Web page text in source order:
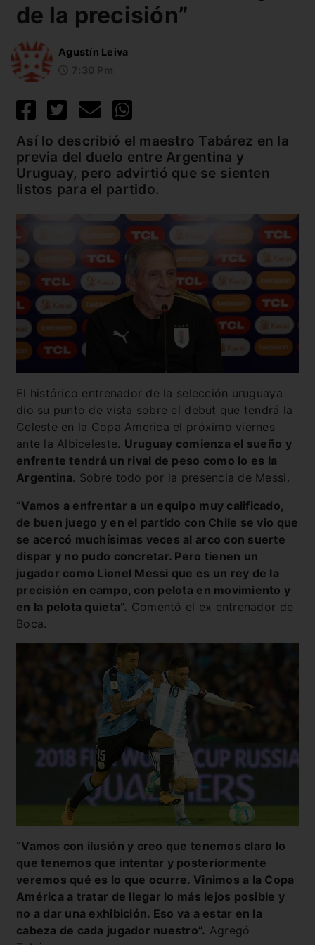
de la precisión”
Agustín Leiva
Así lo describió el maestro Tabárez en la
previa del duelo entre Argentina y
Uruguay, pero advirtió que se sienten
listos para el partido.
El histórico entrenador de la selección uruguaya
dio su punto de vista sobre el debut que tendrá la
Celeste en la Copa America el próximo viernes
ante la Albiceleste. Uruguay comienza el sueño y
enfrente tendrá un rival de peso como lo es la
Argentina. Sobre todo por la presencia de Messi.
“Vamos a enfrentar a un equipo muy calificado,
de buen juego y en el partido con Chile se vio que
se acercó muchísimas veces al arco con suerte
dispar y no pudo concretar. Pero tienen un
jugador como Lionel Messi que es un rey de la
precisión en campo, con pelota en movimiento y
en la pelota quieta”. Comentó el ex entrenador de
Boca.
“Vamos con ilusión y creo que tenemos claro lo
que tenemos que intentar y posteriormente
veremos qué es lo que ocurre. Vinimos a la Copa
América a tratar de llegar lo más lejos posible y
no a dar una exhibición. Eso va a estar en la
cabeza de cada jugador nuestro”. Agregó